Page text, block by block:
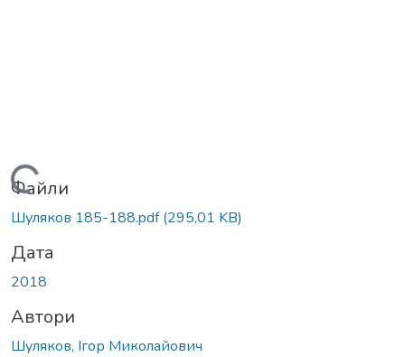
Вантажиться...
Файли
Шуляков 185-188.pdf(295,01 KB)
Дата
2018
Автори
Шуляков, Ігор Миколайович